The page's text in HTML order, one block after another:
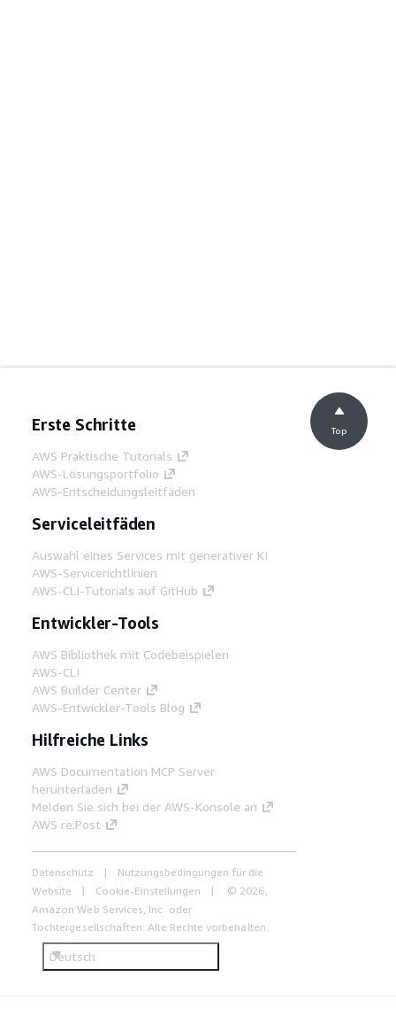
Erste Schritte
AWS Praktische Tutorials
AWS-Lösungsportfolio
AWS-Entscheidungsleitfäden
Serviceleitfäden
Auswahl eines Services mit generativer KI
AWS-Servicerichtlinien
AWS-CLI-Tutorials auf GitHub
Entwickler-Tools
AWS Bibliothek mit Codebeispielen
AWS-CLI
AWS Builder Center
AWS-Entwickler-Tools Blog
Hilfreiche Links
AWS Documentation MCP Server
herunterladen
Melden Sie sich bei der AWS-Konsole an
AWS re:Post
Datenschutz
Nutzungsbedingungen für die
Website
Cookie-Einstellungen
© 2026,
Amazon Web Services, Inc. oder
Tochtergesellschaften. Alle Rechte vorbehalten.
Deutsch
Top